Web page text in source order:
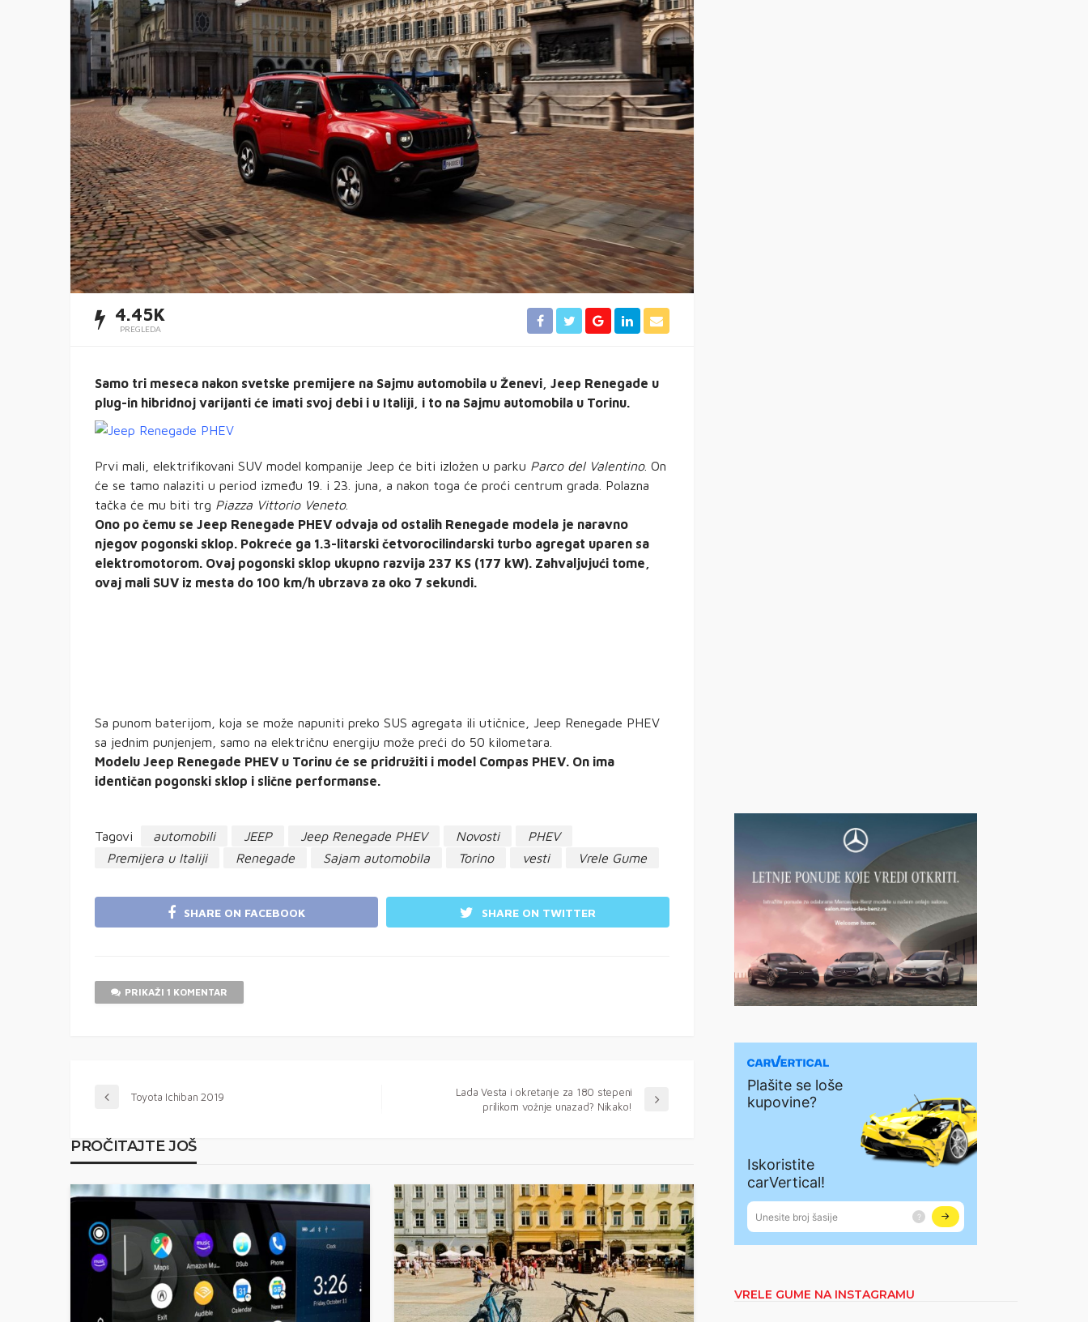
4.45K
PREGLEDA
Samo tri meseca nakon svetske premijere na Sajmu automobila u Ženevi, Jeep Renegade u
plug-in hibridnoj varijanti će imati svoj debi i u Italiji, i to na Sajmu automobila u Torinu.
Prvi mali, elektrifikovani SUV model kompanije Jeep će biti izložen u parku Parco del Valentino. On
će se tamo nalaziti u period između 19. i 23. juna, a nakon toga će proći centrum grada. Polazna
tačka će mu biti trg Piazza Vittorio Veneto.
Ono po čemu se Jeep Renegade PHEV odvaja od ostalih Renegade modela je naravno
njegov pogonski sklop. Pokreće ga 1.3-litarski četvorocilindarski turbo agregat uparen sa
elektromotorom. Ovaj pogonski sklop ukupno razvija 237 KS (177 kW). Zahvaljujući tome,
ovaj mali SUV iz mesta do 100 km/h ubrzava za oko 7 sekundi.
Sa punom baterijom, koja se može napuniti preko SUS agregata ili utičnice, Jeep Renegade PHEV
sa jednim punjenjem, samo na električnu energiju može preći do 50 kilometara.
Modelu Jeep Renegade PHEV u Torinu će se pridružiti i model Compas PHEV. On ima
identičan pogonski sklop i slične performanse.
Tagovi automobili JEEP Jeep Renegade PHEV Novosti
PHEV
Premijera u Italiji
Renegade Sajam automobila Torino vesti Vrele Gume
SHARE ON FACEBOOK SHARE ON TWITTER
PRIKAŽI 1 KOMENTAR
Toyota Ichiban 2019
Lada Vesta i okretanje za 180 stepeni
prilikom vožnje unazad? Nikako!
PROČITAJTE JOŠ
VRELE GUME NA INSTAGRAMU